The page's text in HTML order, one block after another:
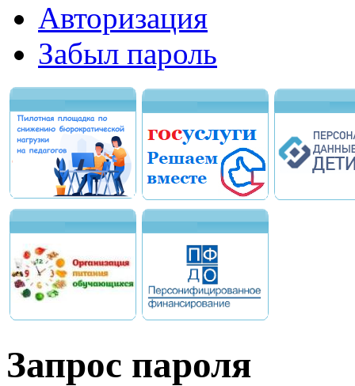
Авторизация
Забыл пароль
Запрос пароля